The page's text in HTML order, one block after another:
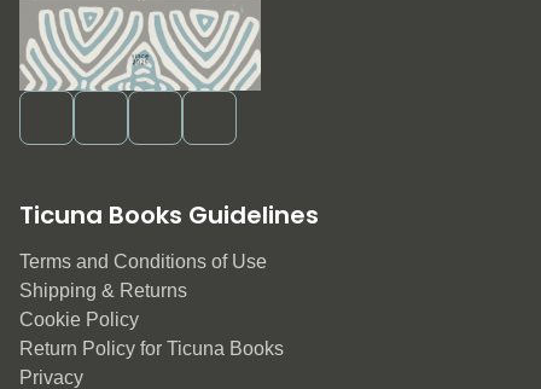
Ticuna Books Guidelines
Terms and Conditions of Use
Shipping & Returns
Cookie Policy
Return Policy for Ticuna Books
Privacy